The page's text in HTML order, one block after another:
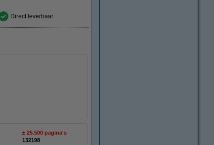
Direct leverbaar
± 25.500 pagina's
132198